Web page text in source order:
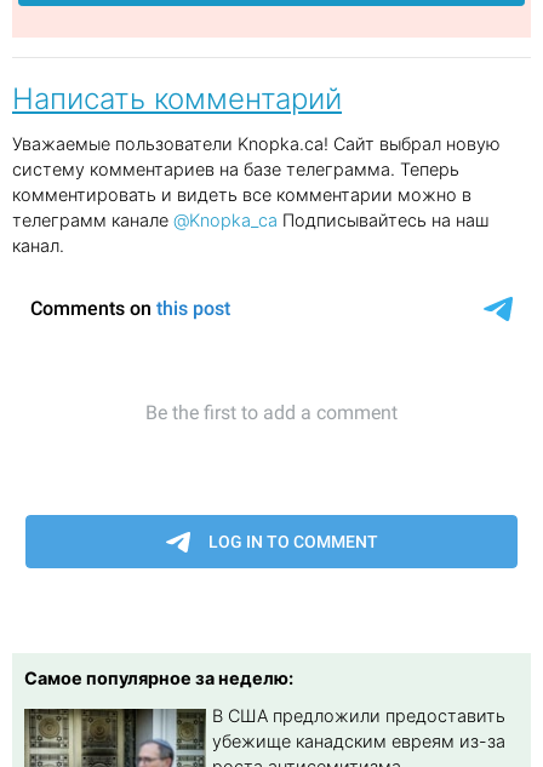
Написать комментарий
Уважаемые пользователи Knopka.ca! Сайт выбрал новую
систему комментариев на базе телеграмма. Теперь
комментировать и видеть все комментарии можно в
телеграмм канале @Knopka_ca Подписывайтесь на наш
канал.
Самое популярное за неделю:
В США предложили предоставить
убежище канадским евреям из-за